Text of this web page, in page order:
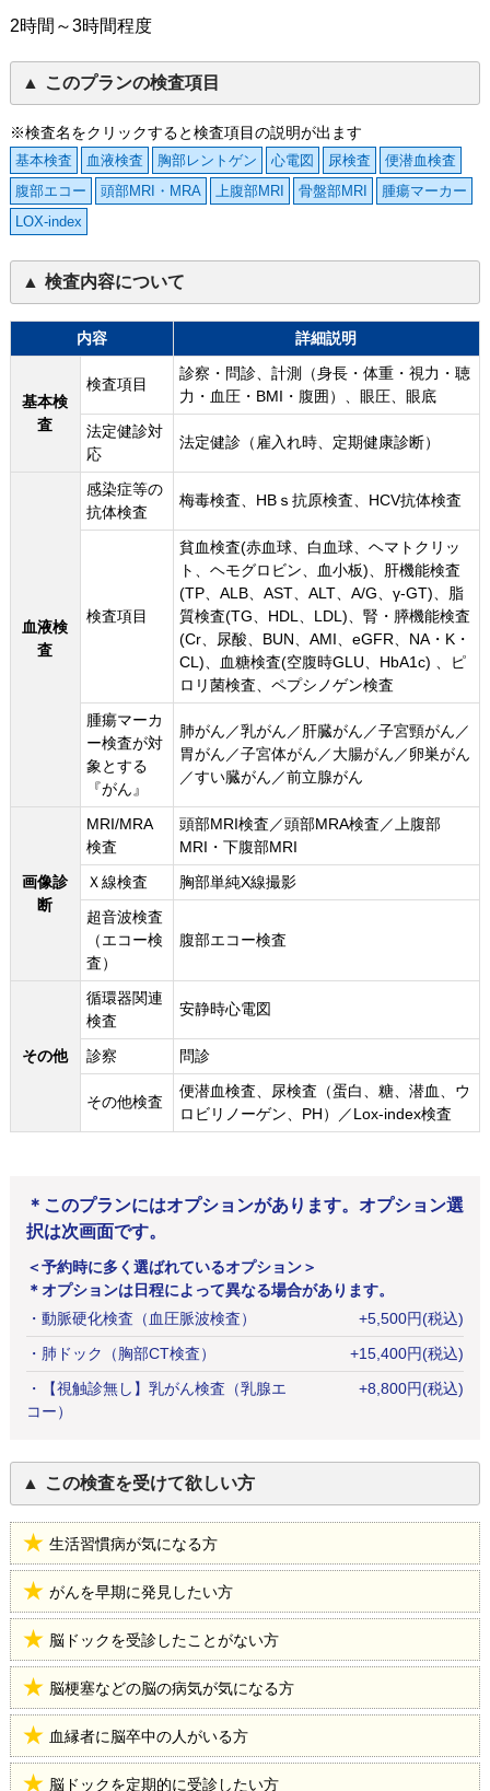
2時間～3時間程度
このプランの検査項目
※検査名をクリックすると検査項目の説明が出ます
基本検査 血液検査 胸部レントゲン 心電図 尿検査
便潜血検査
腹部エコー
頭部MRI・MRA 上腹部MRI 骨盤部MRI
腫瘍マーカー
LOX-index
検査内容について
内容 詳細説明
基本検
査
検査項目
診察・問診、計測（身長・体重・視力・聴
力・血圧・BMI・腹囲）、眼圧、眼底
法定健診対
応
法定健診（雇入れ時、定期健康診断）
血液検
査
感染症等の
抗体検査
梅毒検査、HBｓ抗原検査、HCV抗体検査
検査項目
貧血検査(赤血球、白血球、ヘマトクリッ
ト、ヘモグロビン、血小板)、肝機能検査
(TP、ALB、AST、ALT、A/G、γ-GT)、脂
質検査(TG、HDL、LDL)、腎・膵機能検査
(Cr、尿酸、BUN、AMI、eGFR、NA・K・
CL)、血糖検査(空腹時GLU、HbA1c) 、ピ
ロリ菌検査、ペプシノゲン検査
腫瘍マーカ
ー検査が対
象とする
『がん』
肺がん／乳がん／肝臓がん／子宮頸がん／
胃がん／子宮体がん／大腸がん／卵巣がん
／すい臓がん／前立腺がん
画像診
断
MRI/MRA
検査
頭部MRI検査／頭部MRA検査／上腹部
MRI・下腹部MRI
Ｘ線検査
胸部単純X線撮影
超音波検査
（エコー検
査）
腹部エコー検査
その他
循環器関連
検査
安静時心電図
診察 問診
その他検査
便潜血検査、尿検査（蛋白、糖、潜血、ウ
ロビリノーゲン、PH）／Lox-index検査
＊このプランにはオプションがあります。オプション選
択は次画面です。
＜予約時に多く選ばれているオプション＞
＊オプションは日程によって異なる場合があります。
・ 動脈硬化検査（血圧脈波検査） +5,500円(税込)
・ 肺ドック（胸部CT検査） +15,400円(税込)
・
【視触診無し】乳がん検査（乳腺エ
コー）
+8,800円(税込)
この検査を受けて欲しい方
生活習慣病が気になる方
がんを早期に発見したい方
脳ドックを受診したことがない方
脳梗塞などの脳の病気が気になる方
血縁者に脳卒中の人がいる方
脳ドックを定期的に受診したい方